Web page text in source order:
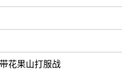
花果山打服战